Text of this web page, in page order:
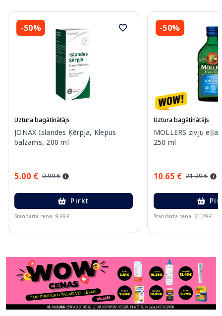
-50%
Uztura bagātinātājs
JONAX Islandes Ķērpja, Klepus
balzams, 200 ml
5.00 € 9.99 €
Pirkt
Standarta cena: 9.99 €
-50%
Uztura bagātinātājs
MOLLERS zivju eļļa
250 ml
10.65 € 21.29 €
Standarta cena: 21.29 €